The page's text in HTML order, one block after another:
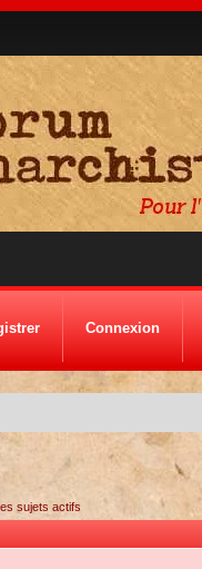
Connexion
sujets actifs